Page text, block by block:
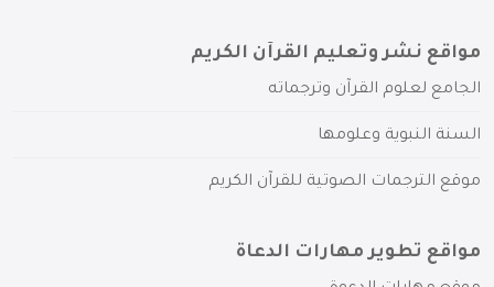
مواقع نشر وتعليم القرآن الكريم
الجامع لعلوم القرآن وترجماته
السنة النبوية وعلومها
موقع الترجمات الصوتية للقرآن الكريم
مواقع تطوير مهارات الدعاة